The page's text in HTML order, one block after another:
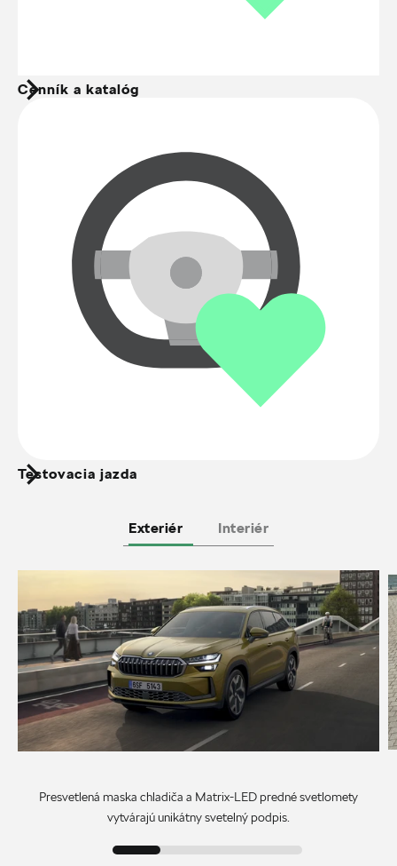
Cenník a katalóg
Testovacia jazda
Exteriér Interiér
Presvetlená maska chladiča a Matrix-LED predné svetlomety
vytvárajú unikátny svetelný podpis.